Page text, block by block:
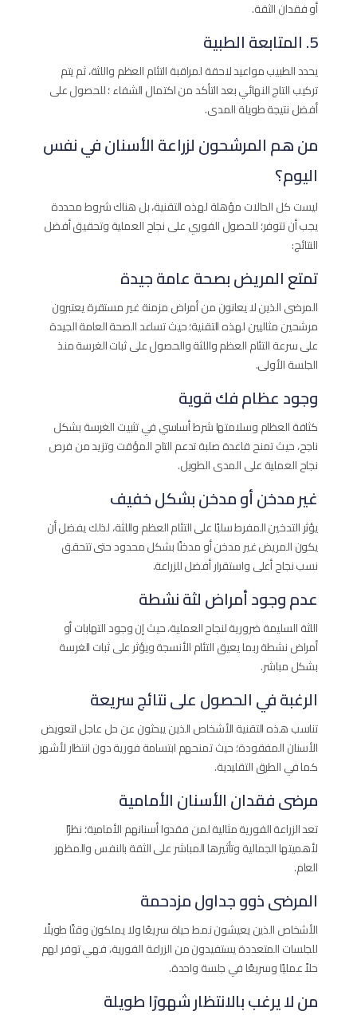
أو فقدان الثقة.
5. المتابعة الطبية
يحدد الطبيب مواعيد لاحقة لمراقبة التئام العظم واللثة، ثم يتم
تركيب التاج النهائي بعد التأكد من اكتمال الشفاء ؛ للحصول على
أفضل نتيجة طويلة المدى.
من هم المرشحون لزراعة الأسنان في نفس
اليوم؟
ليست كل الحالات مؤهلة لهذه التقنية، بل هناك شروط محددة
يجب أن تتوفر؛ للحصول الفوري على نجاح العملية وتحقيق أفضل
النتائج:
تمتع المريض بصحة عامة جيدة
المرضى الذين لا يعانون من أمراض مزمنة غير مستقرة يعتبرون
مرشحين مثاليين لهذه التقنية؛ حيث تساعد الصحة العامة الجيدة
على سرعة التئام العظم واللثة والحصول على ثبات الغرسة منذ
الجلسة الأولى.
وجود عظام فك قوية
كثافة العظام وسلامتها شرط أساسي في تثبيت الغرسة بشكل
ناجح، حيث تمنح قاعدة صلبة تدعم التاج المؤقت وتزيد من فرص
نجاح العملية على المدى الطويل.
غير مدخن أو مدخن بشكل خفيف
يؤثر التدخين المفرط سلبًا على التئام العظم واللثة، لذلك يفضل أن
يكون المريض غير مدخن أو مدخنًا بشكل محدود حتى تتحقق
نسب نجاح أعلى واستقرار أفضل للزراعة.
عدم وجود أمراض لثة نشطة
اللثة السليمة ضرورية لنجاح العملية، حيث إن وجود التهابات أو
أمراض نشطة ربما يعيق التئام الأنسجة ويؤثر على ثبات الغرسة
بشكل مباشر.
الرغبة في الحصول على نتائج سريعة
تناسب هذه التقنية الأشخاص الذين يبحثون عن حل عاجل لتعويض
الأسنان المفقودة؛ حيث تمنحهم ابتسامة فورية دون انتظار لأشهر
كما في الطرق التقليدية.
مرضى فقدان الأسنان الأمامية
تعد الزراعة الفورية مثالية لمن فقدوا أسنانهم الأمامية؛ نظرًا
لأهميتها الجمالية وتأثيرها المباشر على الثقة بالنفس والمظهر
العام.
المرضى ذوو جداول مزدحمة
الأشخاص الذين يعيشون نمط حياة سريعًا ولا يملكون وقتًا طويلًا
للجلسات المتعددة يستفيدون من الزراعة الفورية، فهي توفر لهم
حلاً عمليًا وسريعًا في جلسة واحدة.
من لا يرغب بالانتظار شهورًا طويلة